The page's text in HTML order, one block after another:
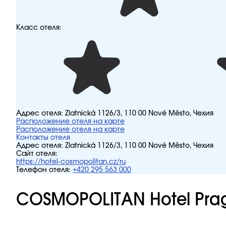
Класс отеля:
Адрес отеля: Zlatnická 1126/3, 110 00 Nové Město, Чехия
Расположение отеля на карте
Расположение отеля на карте
Контакты отеля
Адрес отеля: Zlatnická 1126/3, 110 00 Nové Město, Чехия
Сайт отеля:
https://hotel-cosmopolitan.cz/ru
Телефон отеля: +420 295 563 000
COSMOPOLITAN Hotel